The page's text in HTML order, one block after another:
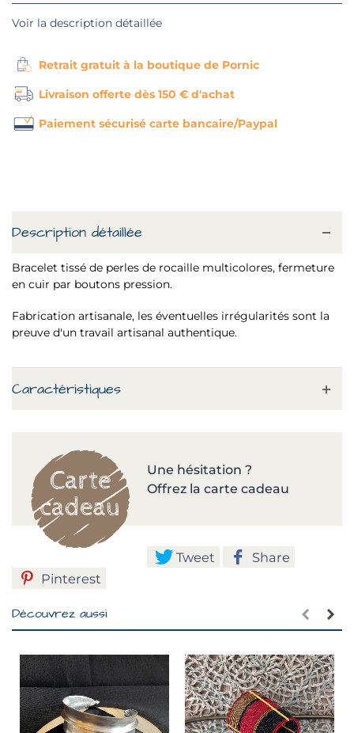
Voir la description détaillée
Retrait gratuit à la boutique de Pornic
Livraison offerte dès 150 € d'achat
Paiement sécurisé carte bancaire/Paypal
Description détaillée
Bracelet tissé de perles de rocaille multicolores, fermeture
en cuir par boutons pression.
Fabrication artisanale, les éventuelles irrégularités sont la
preuve d'un travail artisanal authentique.
Caractéristiques
Une hésitation ?
Offrez la carte cadeau
Tweet
Share
Pinterest
Découvrez aussi